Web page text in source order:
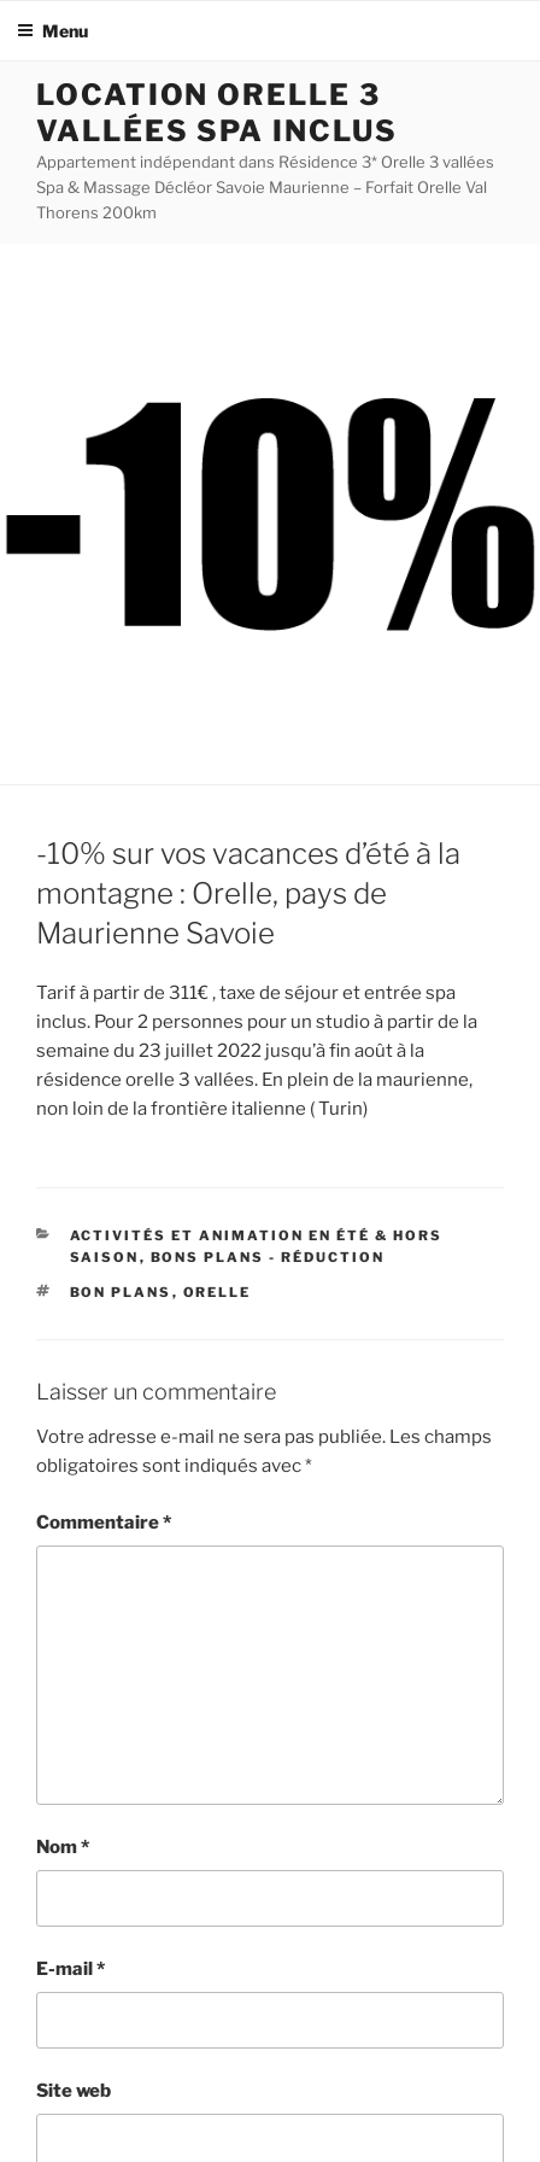
contenu
principal
LOCATION ORELLE 3
VALLÉES SPA INCLUS
Appartement indépendant dans Résidence 3* Orelle 3 vallées
Spa & Massage Décléor Savoie Maurienne – Forfait Orelle Val
Thorens 200km
Menu
-10% sur vos vacances d’été à la
montagne : Orelle, pays de
Maurienne Savoie
Tarif à partir de 311€ , taxe de séjour et entrée spa
inclus. Pour 2 personnes pour un studio à partir de la
semaine du 23 juillet 2022 jusqu’à fin août à la
résidence orelle 3 vallées. En plein de la maurienne,
non loin de la frontière italienne ( Turin)
CATÉGORIES
ACTIVITÉS ET ANIMATION EN ÉTÉ & HORS
SAISON , BONS PLANS - RÉDUCTION
ÉTIQUETTES
BON PLANS , ORELLE
Laisser un commentaire
Votre adresse e-mail ne sera pas publiée. Les champs
obligatoires sont indiqués avec*
Commentaire*
Nom*
E-mail*
Site web